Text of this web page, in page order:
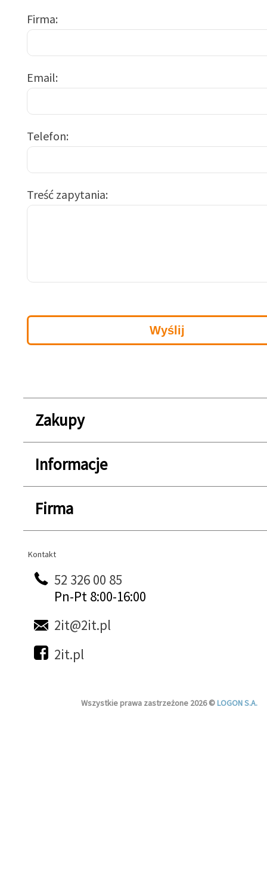
Firma
Email
Telefon
Treść zapytania
Zakupy
Informacje
Firma
Kontakt
Kontakt
52 326 00 85
Pn-Pt 8:00-16:00
2it@2it.pl
2it.pl
Wszystkie prawa zastrzeżone 2026 ©LOGON S.A.